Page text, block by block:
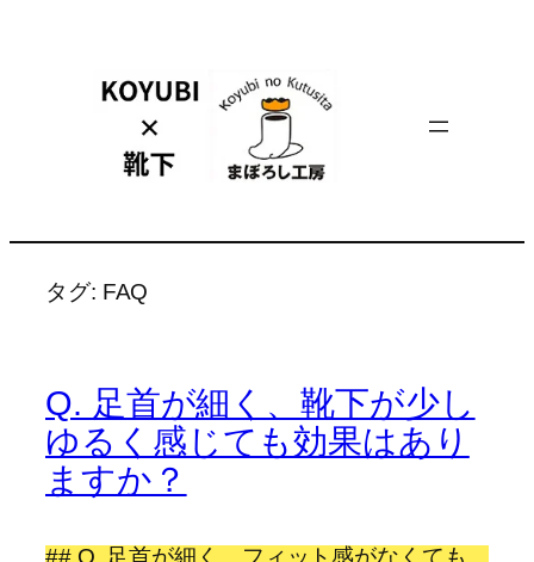
タグ: FAQ
Q. 足首が細く、靴下が少し
ゆるく感じても効果はあり
ますか？